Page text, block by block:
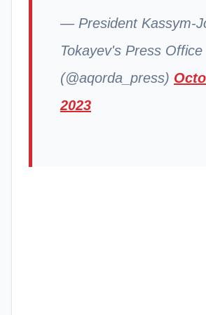
— President Kassym-
Tokayev's Press Office
(@aqorda_press)
2023